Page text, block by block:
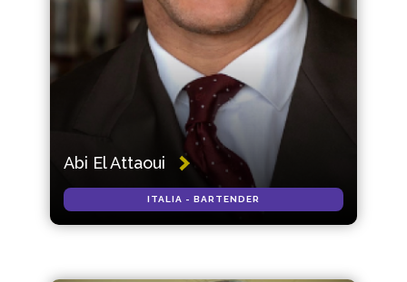
Abi El Attaoui
ITALIA - BARTENDER